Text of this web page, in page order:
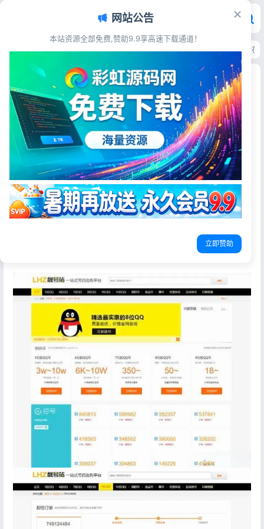
首页>源码资源>电子商务>QQ号手机号靓号交易系统源码 带手机端PHP在
QQ号手机号靓号交易系统源码 带手机端PHP在线
买卖平台
彩虹源码网
2026-05-29 16阅读
源码简介
QQ号码/手机号交易平台，QQ靓号买卖网站源码，网络账号
在线发布交易平台整站源码！适用于各种靓号在线选号交易
平台！
网站公告
本站资源全部免费,赞助9.9享高速下载通道！
立即赞助